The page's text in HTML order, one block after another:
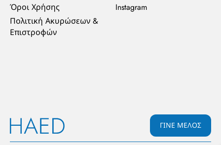
Όροι Χρήσης
Πολιτική Ακυρώσεων &
Επιστροφών
Instagram
ΓΙΝΕ ΜΕΛΟΣ